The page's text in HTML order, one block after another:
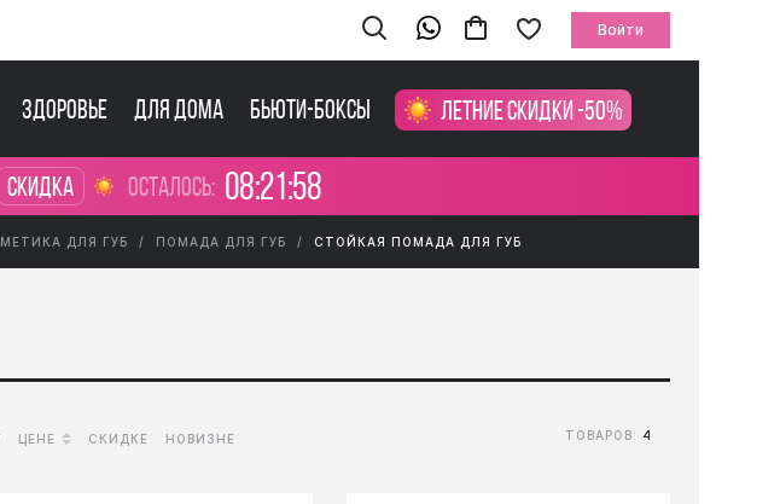
Войти
Здоровье Для дома Бьюти-боксы Летние скидки -50%
Скидка осталось: 08:21:58
ДЛЯ ГУБ ПОМАДА ДЛЯ ГУБ СТОЙКАЯ ПОМАДА ДЛЯ ГУБ
ЦЕНЕ СКИДКЕ НОВИЗНЕ ТОВАРОВ: 4